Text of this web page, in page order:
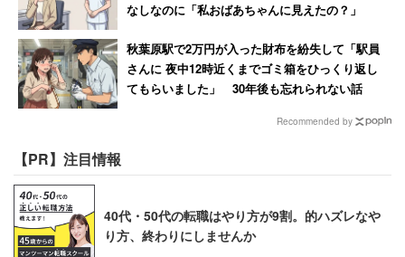
なしなのに「私おばあちゃんに見えたの？」
秋葉原駅で2万円が入った財布を紛失して「駅員
さんに 夜中12時近くまでゴミ箱をひっくり返し
てもらいました」 30年後も忘れられない話
Recommended by
【PR】注目情報
40代・50代の転職はやり方が9割。的ハズレなや
り方、終わりにしませんか